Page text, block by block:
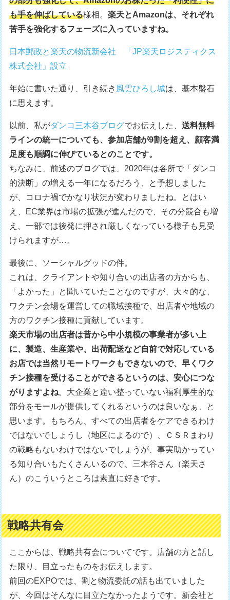
も手を伸ばしている様相。楽天とAmazonは、それぞれ
苦手を強化するフェーズに入っていますね。
日本郵政と楽天の物流新会社 「JP楽天ロジスティクス
株式会社」設立
年始に書いた通り、引き続き 風雲ひろし城は、基本盤石
に思えます。
以前、私がダンコ三木谷ブログでお伝えした、送料無料
ラインの統一についても、参加店舗が9割を超え、顧客満
足度も順調に伸びているとのことです。
ちなみに、前述のブログでは、2020年は各所で「ダンコ
的決断」の増える一年になるだろう、と予想しました
が、コロナ禍でかなり状況が変わりましたね。とはい
え、EC業界は市場の拡張が進んだので、その分競合も増
え、一部では後発に押され厳しくなっている様子も見受
けられますが…。
最後に、ソーシャルグッドの件。
これは、クライアントや知り合いの出店者の方からも、
「よかった」と聞いていたことなのですが、大々的な、
ワクチン会場を運営しての職域接種で、出店者や地域の
方のワクチン接種に貢献しています。
楽天市場の出店者は昔から中小規模の事業者が多い上
に、製造、生産業や、出荷配送など自前で対応している
お店では当然リモートワークもできないので、早くワク
チン接種を受けることができるというのは、安心につな
がりますよね。大企業と違い整っていない福利厚生的な
部分をモールが提供してくれるというのは良いなぁ、と
思います。もちろん、すべての出店者をケアできるわけ
ではないでしょうし（地区によるので）、ＣＳＲまわり
の戦略もないわけではないでしょうが、事実助かってい
る知り合いもたくさんいるので、三木谷さん（楽天さ
ん）のこういうところは素直に好きです。
戦略共有会
ここからは、戦略共有会についてです。店舗の方と話し
た限り、目立ったものをお伝えします。
前回のEXPOでは、割と物流委託の話も出ていました
が、今回はそんなに目立たなかったようです。新会社と